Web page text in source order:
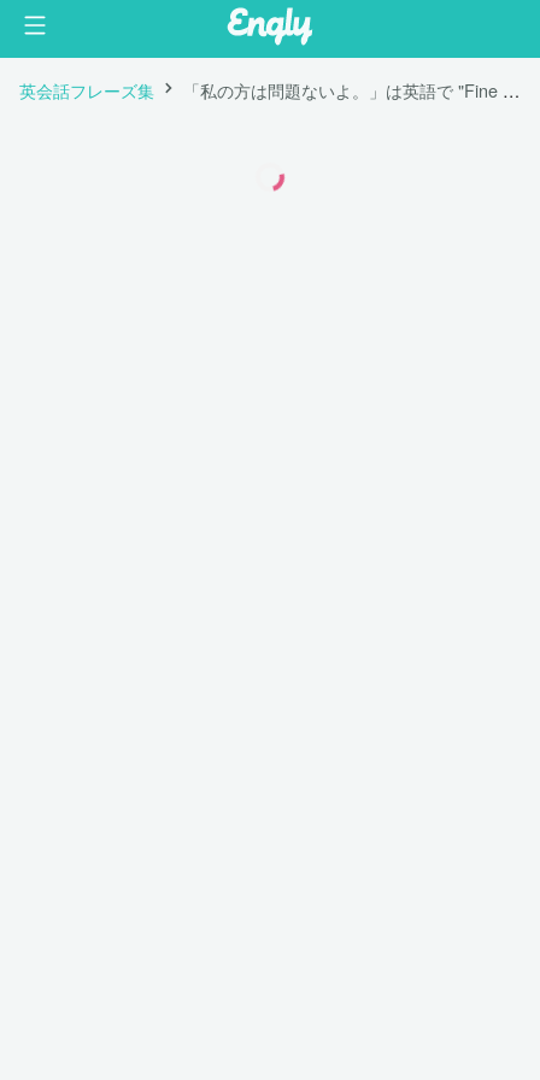
英会話フレーズ集 「私の方は問題ないよ。」は英語で "Fine with me."